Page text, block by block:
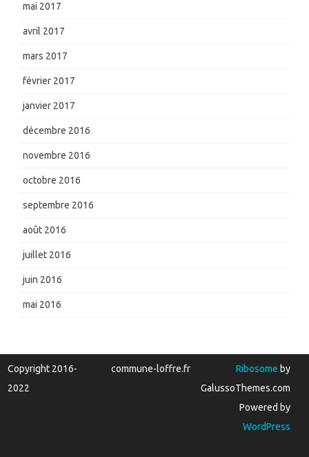
mai 2017
avril 2017
mars 2017
février 2017
janvier 2017
décembre 2016
novembre 2016
octobre 2016
septembre 2016
août 2016
juillet 2016
juin 2016
mai 2016
Copyright 2016-
2022
commune-loffre.fr Ribosome by
GalussoThemes.com
Powered by
WordPress